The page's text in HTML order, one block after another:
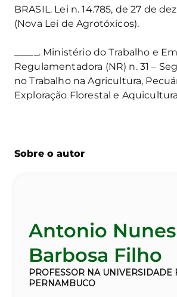
BRASIL. Lei n. 14.785, de 27 de
(Nova Lei de Agrotóxicos).
_____. Ministério do Trabalho e
Regulamentadora (NR) n. 31 –
no Trabalho na Agricultura,
Exploração Florestal e
Sobre o autor
Antonio Nunes
Barbosa Filho
PROFESSOR NA UNIVERSIDADE
PERNAMBUCO